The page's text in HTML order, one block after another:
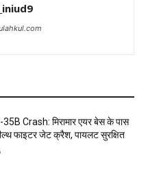
Crash: मिरामार एयर बेस के पास
फाइटर जेट क्रैश, पायलट सुरक्षित